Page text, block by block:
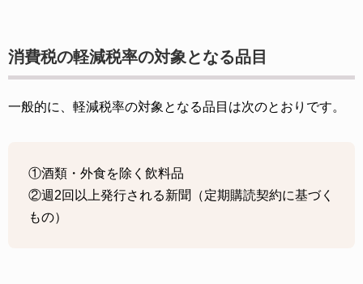
消費税の軽減税率の対象となる品目
一般的に、軽減税率の対象となる品目は次のとおりです。
①酒類・外食を除く飲料品
②週2回以上発行される新聞（定期購読契約に基づく
もの）